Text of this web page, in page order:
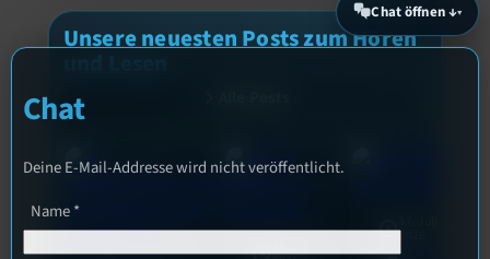
Unsere neuesten Posts zum Hören
2026
Chat öffnen ↓
Chat
Deine E-Mail-Addresse wird nicht veröffentlicht.
Name*